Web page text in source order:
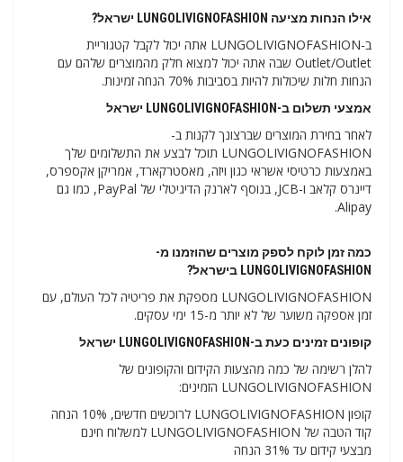
אילו הנחות מציעה LUNGOLIVIGNOFASHION ישראל?
ב-LUNGOLIVIGNOFASHION אתה יכול לקבל קטגוריית
Outlet/Outlet שבה אתה יכול למצוא חלק מהמוצרים שלהם עם
הנחות חלות שיכולות להיות בסביבות 70% הנחה זמינות.
אמצעי תשלום ב-LUNGOLIVIGNOFASHION ישראל
לאחר בחירת המוצרים שברצונך לקנות ב-
LUNGOLIVIGNOFASHION תוכל לבצע את התשלומים שלך
באמצעות כרטיסי אשראי כגון ויזה, מאסטרקארד, אמריקן אקספרס,
דיינרס קלאב ו-JCB, בנוסף לארנק הדיגיטלי של PayPal, כמו גם
Alipay.
כמה זמן לוקח לספק מוצרים שהוזמנו מ-
LUNGOLIVIGNOFASHION בישראל?
LUNGOLIVIGNOFASHION מספקת את פריטיה לכל העולם, עם
זמן אספקה ​​משוער של לא יותר מ-15 ימי עסקים.
קופונים זמינים כעת ב-LUNGOLIVIGNOFASHION ישראל
להלן רשימה של כמה מהצעות הקידום והקופונים של
LUNGOLIVIGNOFASHION הזמינים:
קופון LUNGOLIVIGNOFASHION לרוכשים חדשים, 10% הנחה
קוד הטבה של LUNGOLIVIGNOFASHION למשלוח חינם
מבצעי קידום עד 31% הנחה